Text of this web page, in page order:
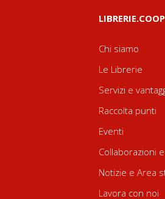
LIBRERIE.COOP
Chi siamo
Le Librerie
Servizi e
Raccolta punti
Eventi
Collaborazioni
Notizie e Area
Lavora con noi